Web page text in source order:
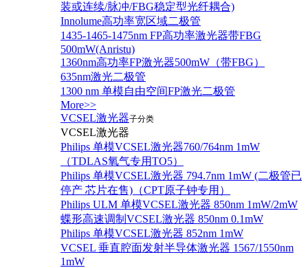
装或连续/脉冲/FBG稳定型光纤耦合)
Innolume高功率宽区域二极管
1435-1465-1475nm FP高功率激光器带FBG
500mW(Anristu)
1360nm高功率FP激光器500mW（带FBG）
635nm激光二极管
1300 nm 单模自由空间FP激光二极管
More>>
VCSEL激光器子分类
VCSEL激光器
Philips 单模VCSEL激光器760/764nm 1mW
（TDLAS氧气专用TO5）
Philips 单模VCSEL激光器 794.7nm 1mW (二极管已
停产 芯片在售)（CPT原子钟专用）
Philips ULM 单模VCSEL激光器 850nm 1mW/2mW
蝶形高速调制VCSEL激光器 850nm 0.1mW
Philips 单模VCSEL激光器 852nm 1mW
VCSEL 垂直腔面发射半导体激光器 1567/1550nm
1mW